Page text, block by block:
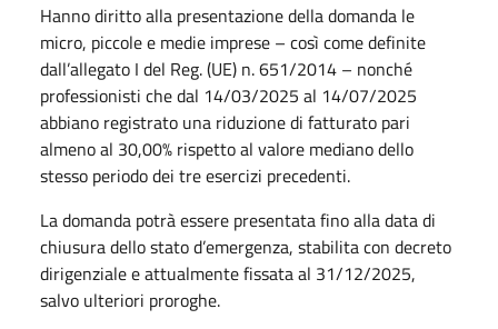
Hanno diritto alla presentazione della domanda le
micro, piccole e medie imprese – così come definite
dall’allegato I del Reg. (UE) n. 651/2014 – nonché
professionisti che dal 14/03/2025 al 14/07/2025
abbiano registrato una riduzione di fatturato pari
almeno al 30,00% rispetto al valore mediano dello
stesso periodo dei tre esercizi precedenti.
La domanda potrà essere presentata fino alla data di
chiusura dello stato d’emergenza, stabilita con decreto
dirigenziale e attualmente fissata al 31/12/2025,
salvo ulteriori proroghe.